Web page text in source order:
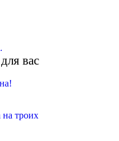
вас
на троих